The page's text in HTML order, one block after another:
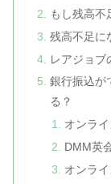
もし残高不
残高不足に
レアジョブ
銀行振込が
る？
オンラ
DMM英
オンラ